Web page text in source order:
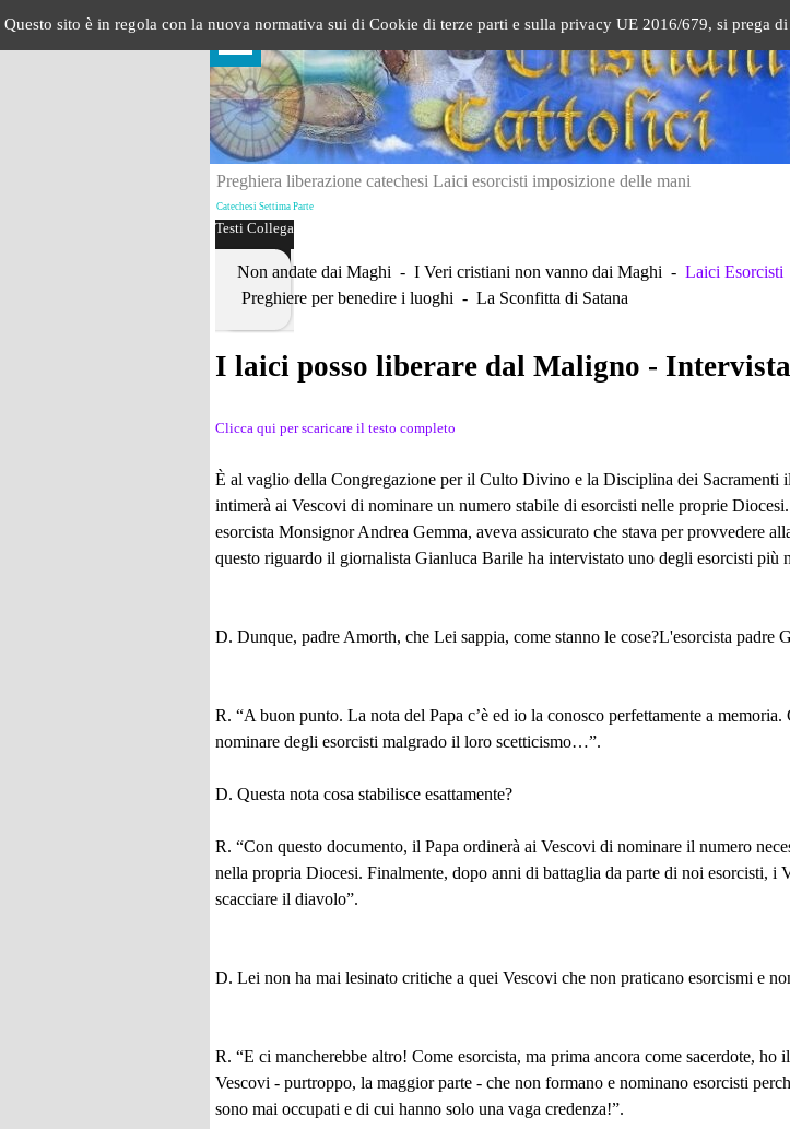
Questo sito è in regola con la nuova normativa sui di Cookie di terze parti e sulla privacy UE 2016/679, si prega
Salta menù
Preghiera liberazione catechesi Laici esorcisti imposizione delle mani
Catechesi Settima Parte
Testi Collegati
Non andate dai Maghi - I Veri cristiani non vanno dai Maghi - Laici Esorcisti
Preghiere per benedire i luoghi - La Sconfitta di Satana
I laici posso liberare dal Maligno -
Clicca qui per scaricare il testo completo
È al vaglio della Congregazione per il Culto Divino e la Disciplina dei
intimerà ai Vescovi di nominare un numero stabile di esorcisti nelle proprie
esorcista Monsignor Andrea Gemma, aveva assicurato che stava per provvedere
questo riguardo il giornalista Gianluca Barile ha intervistato uno degli esorcisti più
D. Dunque, padre Amorth, che Lei sappia, come stanno le cose?L'esorcista padre
R. “A buon punto. La nota del Papa c’è ed io la conosco perfettamente a
nominare degli esorcisti malgrado il loro scetticismo…”.
D. Questa nota cosa stabilisce esattamente?
R. “Con questo documento, il Papa ordinerà ai Vescovi di nominare il numero
nella propria Diocesi. Finalmente, dopo anni di battaglia da parte di noi esorcisti, i
scacciare il diavolo”.
D. Lei non ha mai lesinato critiche a quei Vescovi che non praticano esorcismi e
R. “E ci mancherebbe altro! Come esorcista, ma prima ancora come sacerdote,
Vescovi - purtroppo, la maggior parte - che non formano e nominano esorcisti
sono mai occupati e di cui hanno solo una vaga credenza!”.